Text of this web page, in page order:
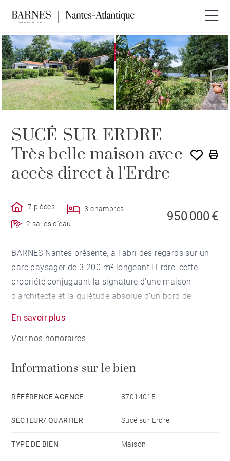
EXCLUSIVITÉ OFFRE EN COURS
SUCÉ-SUR-ERDRE –
Très belle maison avec
accès direct à l'Erdre
7 pièces
3 chambres
2 salles d'eau
950 000 €
BARNES Nantes présente, à l’abri des regards sur un
parc paysager de 3 200 m² longeant l’Erdre, cette
propriété conjuguant la signature d’une maison
d’architecte et la quiétude absolue d’un bord de
L’ensemble de cette maison de 233 m² habitables est
lumière et le paysage depuis chaque ouverture.
autour d’un vaste séjour prolongé d’une terrasse
îlot central, promet des moments conviviaux en
famille tout au long de l’année, tandis qu’une
En savoir plus
Voir nos honoraires
Informations sur le bien
RÉFÉRENCE AGENCE 87014015
SECTEUR/ QUARTIER Sucé sur Erdre
TYPE DE BIEN Maison